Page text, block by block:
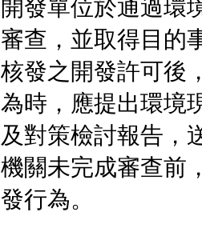
開發單位於通過環
審查，並取得目的
核發之開發許可後
為時，應提出環境
及對策檢討報告，
機關未完成審查前
發行為。